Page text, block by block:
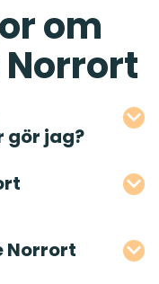
om
gör jag?
Norrort